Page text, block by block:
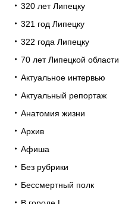
320 лет Липецку
321 год Липецку
322 года Липецку
70 лет Липецкой области
Актуальное интервью
Актуальный репортаж
Анатомия жизни
Архив
Афиша
Без рубрики
Бессмертный полк